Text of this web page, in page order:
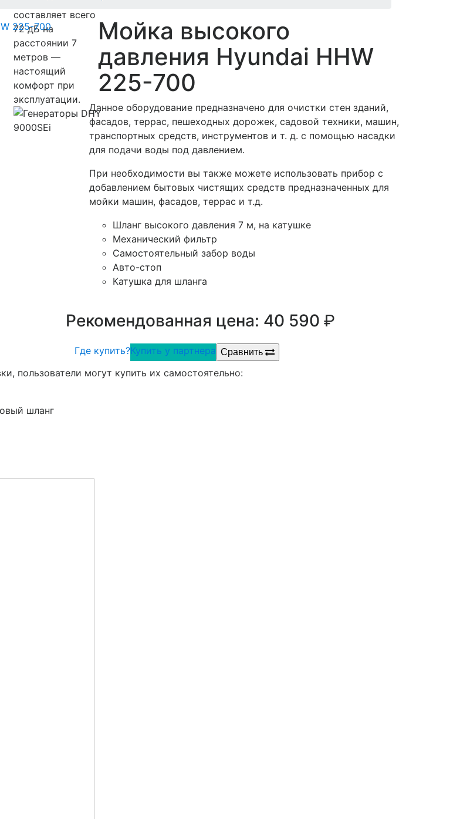
составляет всего
72 дБ на
расстоянии 7
метров —
настоящий
комфорт при
эксплуатации.
Мойка высокого
давления Hyundai HHW
225-700
Данное оборудование предназначено для очистки стен зданий,
фасадов, террас, пешеходных дорожек, садовой техники, машин,
транспортных средств, инструментов и т. д. с помощью насадки
для подачи воды под давлением.
При необходимости вы также можете использовать прибор с
добавлением бытовых чистящих средств предназначенных для
мойки машин, фасадов, террас и т.д.
Шланг высокого давления 7 м, на катушке
Механический фильтр
Самостоятельный забор воды
Авто-стоп
Катушка для шланга
Рекомендованная цена: 40 590 р.
Где купить?Купить у партнера Сравнить
пользователи могут купить их самостоятельно:
шланг